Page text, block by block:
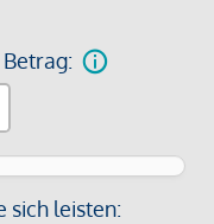
sich leisten: